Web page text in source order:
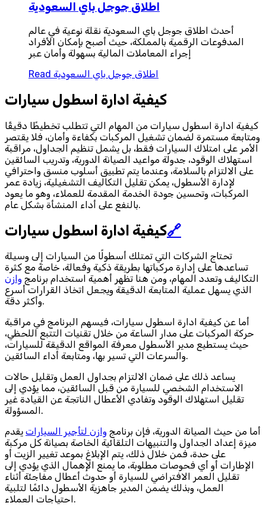
اطلاق جوجل باي السعودية
أحدث اطلاق جوجل باي السعودية نقلة نوعية في عالم
المدفوعات الرقمية بالمملكة، حيث أصبح بإمكان الأفراد
إجراء المعاملات المالية بسهولة وأمان عبر
Read اطلاق جوجل باي السعودية
كيفية ادارة اسطول سيارات
كيفية ادارة اسطول سيارات من المهام التي تتطلب تخطيطًا دقيقًا
ومتابعة مستمرة لضمان تشغيل المركبات بكفاءة وأمان، فلا يقتصر
الأمر على امتلاك السيارات فقط، بل يشمل تنظيم الجداول، مراقبة
استهلاك الوقود، جدولة مواعيد الصيانة الدورية، وتدريب السائقين
على الالتزام بالسلامة، وعندما يتم تطبيق أسلوب منسق واحترافي
لإدارة الأسطول، يمكن تقليل التكاليف التشغيلية، زيادة عمر
المركبات، وتحسين جودة الخدمة المقدمة للعملاء، وهو ما يعود
بالنفع على أداء المنشأة بشكل عام.
كيفية ادارة اسطول سيارات🔗
تحتاج الشركات التي تمتلك أسطولًا من السيارات إلى وسيلة
تساعدها على إدارة مركباتها بطريقة ذكية وفعالة، خاصةً مع كثرة
التكاليف وتعدد المهام، ومن هنا تظهر أهمية استخدام برنامج وازن
الذي يسهل عملية المتابعة الدقيقة ويجعل اتخاذ القرارات أسرع
وأكثر دقة.
أما عن كيفية ادارة اسطول سيارات، فيسهم البرنامج في مراقبة
حركة المركبات على مدار الساعة من خلال تقنيات التتبع اللحظي،
حيث يستطيع مدير الأسطول معرفة المواقع الدقيقة للسيارات،
والسرعات التي تسير بها، ومتابعة أداء السائقين.
يساعد ذلك على ضمان الالتزام بجداول العمل وتقليل حالات
الاستخدام الشخصي للسيارة من قبل السائقين، مما يؤدي إلى
تقليل استهلاك الوقود وتفادي الأعطال الناتجة عن القيادة غير
المسؤولة.
أما من حيث الصيانة الدورية، فإن برنامج وازن لتأجير السيارات يقدم
ميزة إعداد الجداول والتنبيهات التلقائية الخاصة بصيانة كل مركبة
على حدة، فمن خلال ذلك، يتم الإبلاغ بموعد تغيير الزيت أو
الإطارات أو أي فحوصات مطلوبة، ما يمنع الإهمال الذي يؤدي إلى
تقليل العمر الافتراضي للسيارة أو حدوث أعطال مفاجئة أثناء
العمل، وبذلك يضمن المدير جاهزية الأسطول دائمًا لتلبية
احتياجات العملاء.